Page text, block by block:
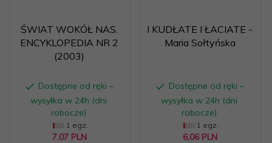
ŚWIAT WOKÓŁ NAS.
ENCYKLOPEDIA NR 2
(2003)
Dostępne od ręki –
wysyłka w 24h (dni
robocze)
1 egz.
7,07 PLN
I KUDŁATE I ŁACIATE -
Maria Sołtyńska
Dostępne od ręki –
wysyłka w 24h (dni
robocze)
1 egz.
6,06 PLN